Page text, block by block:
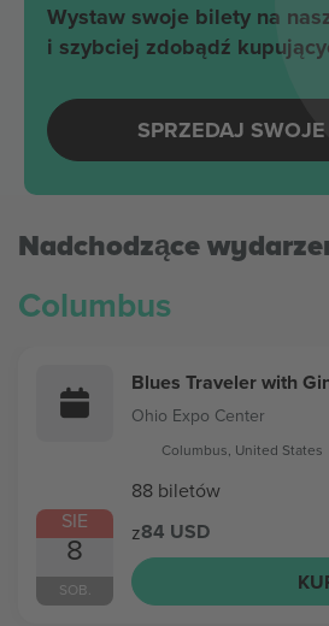
Wystaw swoje bilety na
i szybciej zdobądź
SPRZEDAJ
Nadchodzące
Columbus
SIE
8
SOB.
Blues Traveler with
Ohio Expo Center
Columbus, United States
88 biletów
z84 USD